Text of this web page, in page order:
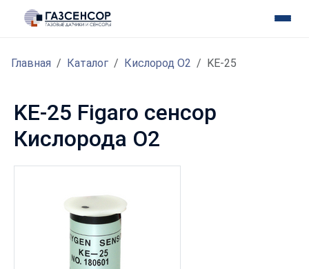
Главная Каталог Кислород O2 KE-25
KE-25 Figaro сенсор
Кислорода O2